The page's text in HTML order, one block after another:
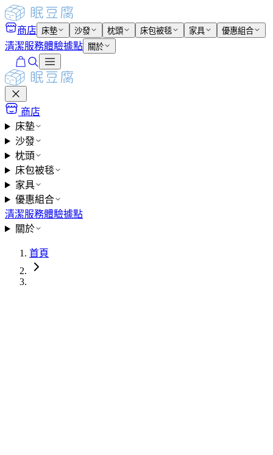
商店 床墊 沙發 枕頭 床包被毯 家具 優惠組合
清潔服務體驗據點 關於
商店
床墊
沙發
枕頭
床包被毯
家具
優惠組合
清潔服務體驗據點
關於
首頁